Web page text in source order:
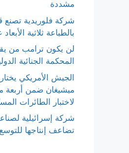
مشددة
شركة فلوريدية تصنع
بالطباعة ثلاثية
لن يكون ترامب من
المحكمة الجنائية
الجيش الأمريكي
ميشيغان ضمن أربعة
لاختبار الطائرات
شركة إسرائيلية
تضاعف إنتاجها للتوسع